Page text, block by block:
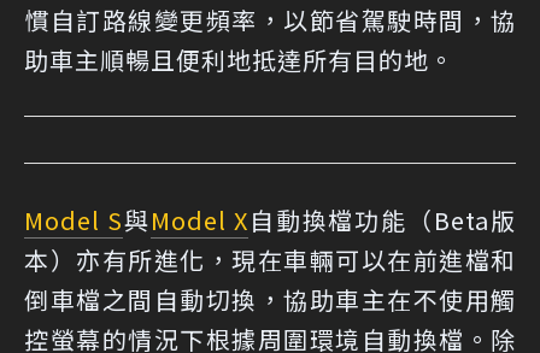
慣自訂路線變更頻率，以節省駕駛時間，協
助車主順暢且便利地抵達所有目的地。
Model S與Model X自動換檔功能（Beta版
本）亦有所進化，現在車輛可以在前進檔和
倒車檔之間自動切換，協助車主在不使用觸
控螢幕的情況下根據周圍環境自動換檔。除